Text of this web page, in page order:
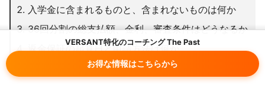
VERSANT特化のコーチング The Past
お得な情報はこちらから
入学金に含まれるものと、含まれないものは何か
36回分割の総支払額、金利、審査条件はどうなるか
返金保証の起算日と申請方法は何か